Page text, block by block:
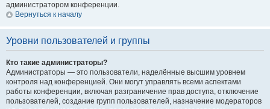
администратором конференции.
Вернуться к началу
Уровни пользователей и группы
Кто такие администраторы?
Администраторы — это пользователи, наделённые высшим уровнем
контроля над конференцией. Они могут управлять всеми аспектами
работы конференции, включая разграничение прав доступа, отключение
пользователей, создание групп пользователей, назначение модераторов